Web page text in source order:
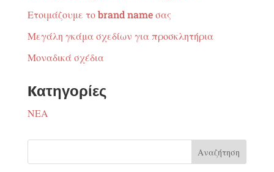
Ετοιμάζουμε το brand name σας
Μεγάλη γκάμα σχεδίων για προσκλητήρια
Μοναδικά σχέδια
Kατηγορίες
ΝΕΑ